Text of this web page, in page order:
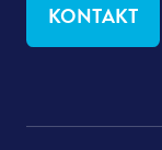
KONTAKT